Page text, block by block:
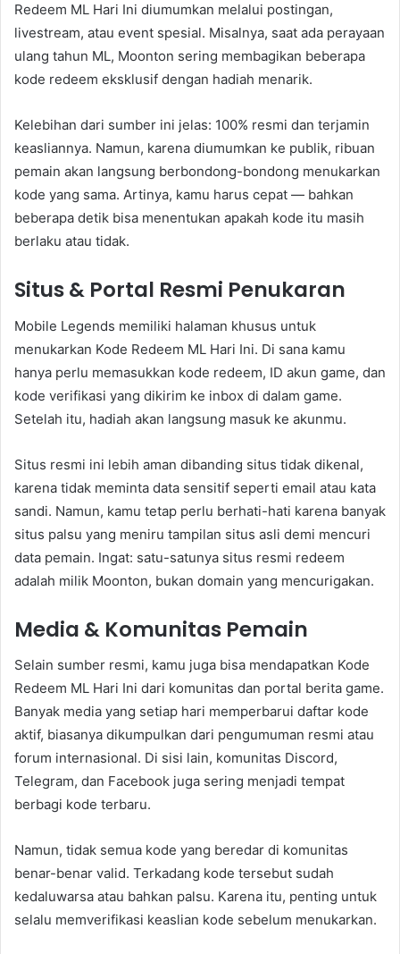
Redeem ML Hari Ini diumumkan melalui postingan,
livestream, atau event spesial. Misalnya, saat ada perayaan
ulang tahun ML, Moonton sering membagikan beberapa
kode redeem eksklusif dengan hadiah menarik.
Kelebihan dari sumber ini jelas: 100% resmi dan terjamin
keasliannya. Namun, karena diumumkan ke publik, ribuan
pemain akan langsung berbondong-bondong menukarkan
kode yang sama. Artinya, kamu harus cepat — bahkan
beberapa detik bisa menentukan apakah kode itu masih
berlaku atau tidak.
Situs & Portal Resmi Penukaran
Mobile Legends memiliki halaman khusus untuk
menukarkan Kode Redeem ML Hari Ini. Di sana kamu
hanya perlu memasukkan kode redeem, ID akun game, dan
kode verifikasi yang dikirim ke inbox di dalam game.
Setelah itu, hadiah akan langsung masuk ke akunmu.
Situs resmi ini lebih aman dibanding situs tidak dikenal,
karena tidak meminta data sensitif seperti email atau kata
sandi. Namun, kamu tetap perlu berhati-hati karena banyak
situs palsu yang meniru tampilan situs asli demi mencuri
data pemain. Ingat: satu-satunya situs resmi redeem
adalah milik Moonton, bukan domain yang mencurigakan.
Media & Komunitas Pemain
Selain sumber resmi, kamu juga bisa mendapatkan Kode
Redeem ML Hari Ini dari komunitas dan portal berita game.
Banyak media yang setiap hari memperbarui daftar kode
aktif, biasanya dikumpulkan dari pengumuman resmi atau
forum internasional. Di sisi lain, komunitas Discord,
Telegram, dan Facebook juga sering menjadi tempat
berbagi kode terbaru.
Namun, tidak semua kode yang beredar di komunitas
benar-benar valid. Terkadang kode tersebut sudah
kedaluwarsa atau bahkan palsu. Karena itu, penting untuk
selalu memverifikasi keaslian kode sebelum menukarkan.